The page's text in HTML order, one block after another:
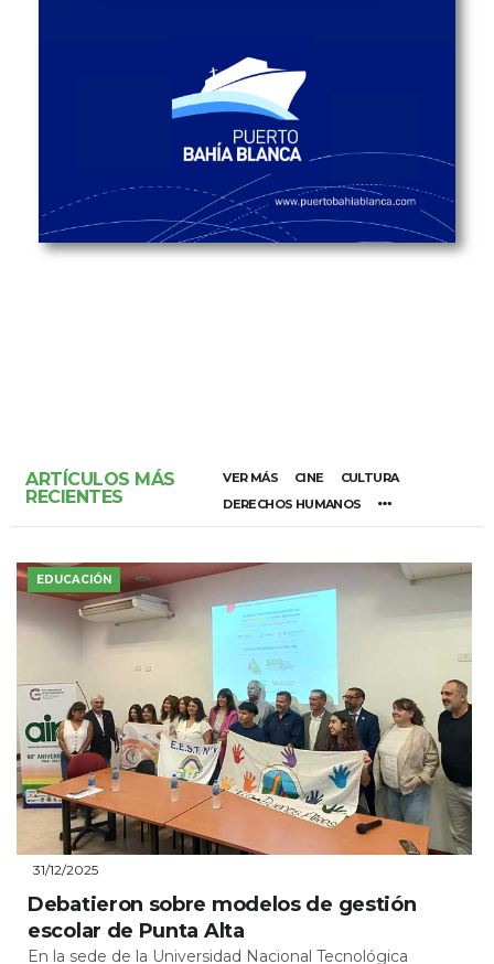
ARTÍCULOS MÁS
RECIENTES
VER MÁS CINE
CULTURA
DERECHOS HUMANOS
EDUCACIÓN
31/12/2025
Debatieron sobre modelos de gestión
escolar de Punta Alta
En la sede de la Universidad Nacional Tecnológica